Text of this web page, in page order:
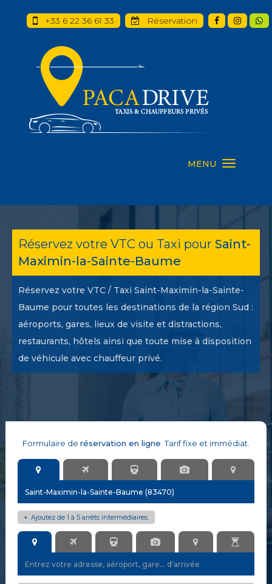
MENU
+33 6 22 36 61 33 Réservation
Réservez votre VTC ou Taxi pour Saint-
Maximin-la-Sainte-Baume
Réservez votre VTC / Taxi Saint-Maximin-la-Sainte-
Baume pour toutes les destinations de la région Sud :
aéroports, gares, lieux de visite et distractions,
restaurants, hôtels ainsi que toute mise à disposition
de véhicule avec chauffeur privé.
Formulaire de réservation en ligne . Tarif fixe et immédiat.
Ajoutez de 1 à 5 arrêts intermédiaires.
+